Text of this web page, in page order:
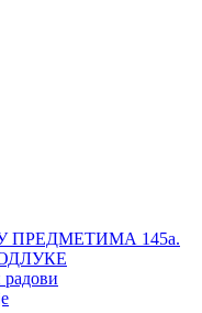
ПРЕДМЕТИМА 145а.